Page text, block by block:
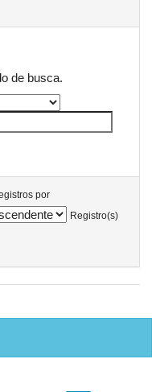
de busca.
por
Registro(s)